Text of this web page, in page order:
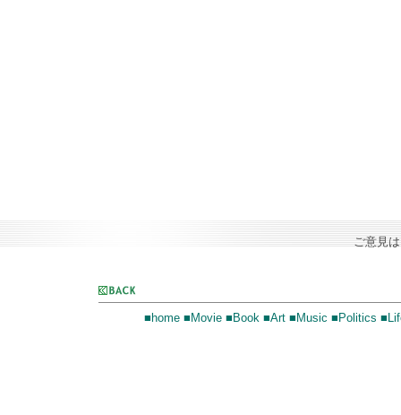
ご意見
■home ■Movie ■Book ■Art ■Music ■Politics